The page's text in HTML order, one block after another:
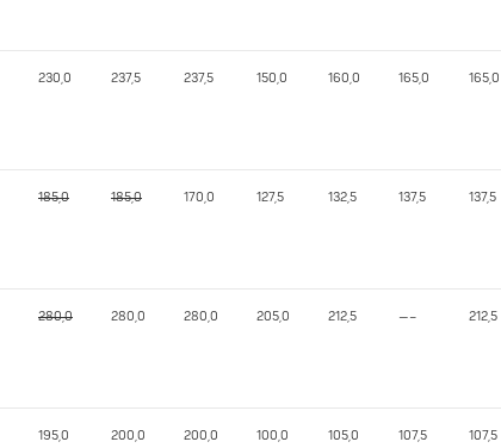
230,0 237,5 237,5 150,0 160,0 165,0 165,0
185,0 185,0 170,0 127,5 132,5 137,5 137,5
280,0 280,0 280,0 205,0 212,5 —– 212,5
195,0 200,0 200,0 100,0 105,0 107,5 107,5